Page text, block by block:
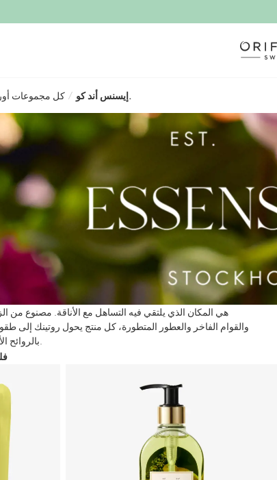
كل مجموعات / إيسنس أند كو.
والقوام الفاخر والعطور المتطورة، كل منتج يحول روتينك
بالروائح الأكثر جاذبية - علاج للبشرة، بهجة للحواس.